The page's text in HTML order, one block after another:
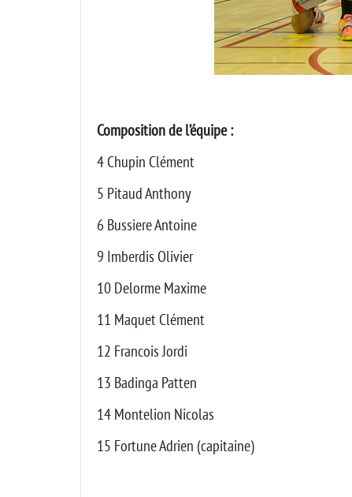
Composition de l’équipe :
4 Chupin Clément
5 Pitaud Anthony
6 Bussiere Antoine
9 Imberdis Olivier
10 Delorme Maxime
11 Maquet Clément
12 Francois Jordi
13 Badinga Patten
14 Montelion Nicolas
15 Fortune Adrien (capitaine)